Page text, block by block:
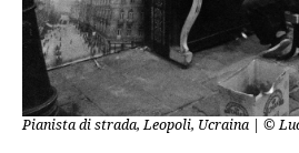
Pianista di strada, Leopoli, Ucraina | ©